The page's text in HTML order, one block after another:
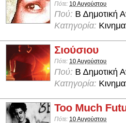
Πότε: 10 Αυγούστου
Πού: Β Δημοτική
Κατηγορία:
Σιούσιου
Πότε: 10 Αυγούστου
Πού: Β Δημοτική
Κατηγορία:
Too Much
Πότε: 10 Αυγούστου